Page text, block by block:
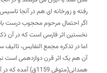
رفته و زورخانه ای هم در آنجا
اگر احتمال مرحوم محجوب درست
نخستین اثر فارسی است که در آن
آن هم یک اثر قرن دوازدهمی است
همدانی(متوفی 1159ق) آمده که در آن به ینگه دنیا اشاره شده است: